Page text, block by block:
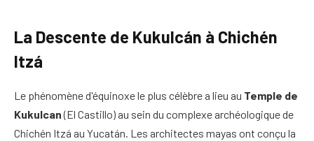
La Descente de Kukulcán à Chichén
Itzá
Le phénomène d'équinoxe le plus célèbre a lieu au Temple de
Kukulcan(El Castillo) au sein du complexe archéologique de
Chichén Itzá au Yucatán. Les architectes mayas ont conçu la